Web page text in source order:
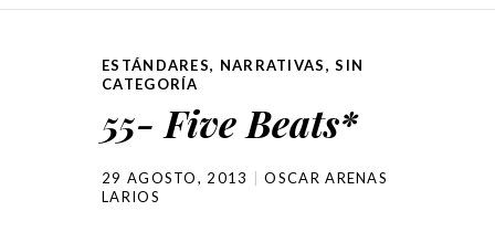
ESTÁNDARES, NARRATIVAS,SIN
CATEGORÍA
55- Five Beats*
29 AGOSTO, 2013
OSCAR ARENAS
LARIOS